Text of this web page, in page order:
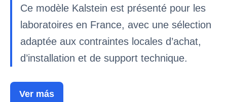
Ce modèle Kalstein est présenté pour les
laboratoires en France, avec une sélection
adaptée aux contraintes locales d’achat,
d’installation et de support technique.
Ver más